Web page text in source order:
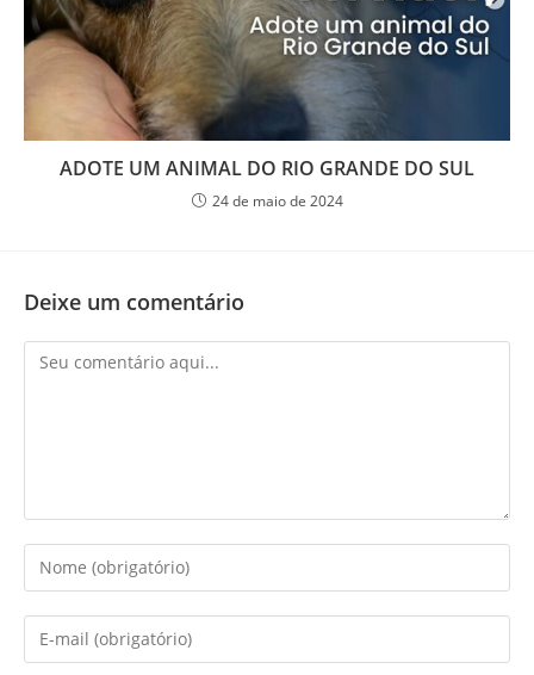
ADOTE UM ANIMAL DO RIO GRANDE DO SUL
24 de maio de 2024
Deixe um comentário
Comentário
Digite
seu
nome
ou
Digite
seu